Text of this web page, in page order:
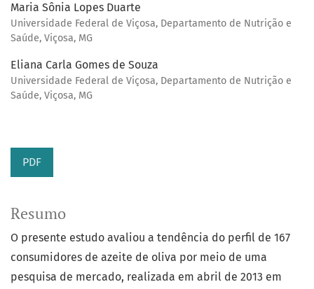
Maria Sônia Lopes Duarte
Universidade Federal de Viçosa, Departamento de Nutrição e
Saúde, Viçosa, MG
Eliana Carla Gomes de Souza
Universidade Federal de Viçosa, Departamento de Nutrição e
Saúde, Viçosa, MG
PDF
Resumo
O presente estudo avaliou a tendência do perfil de 167
consumidores de azeite de oliva por meio de uma
pesquisa de mercado, realizada em abril de 2013 em